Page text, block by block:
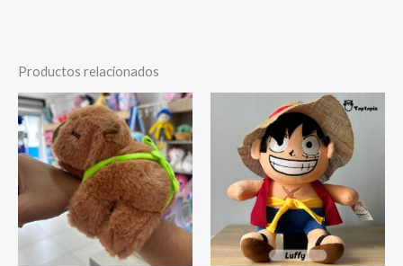
Productos relacionados